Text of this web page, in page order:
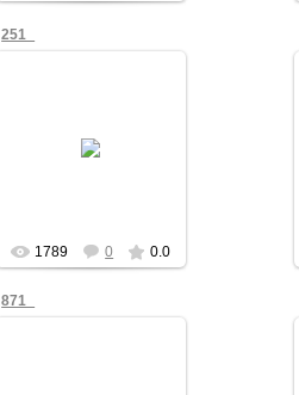
251_
1789 0 0.0
871_